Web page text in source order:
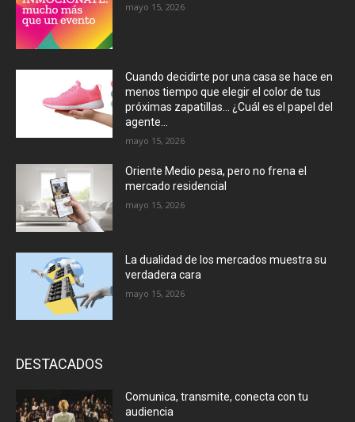
mayo 15, 2026
Cuando decidirte por una casa se hace en
menos tiempo que elegir el color de tus
próximas zapatillas… ¿Cuál es el papel del
agente...
mayo 15, 2026
Oriente Medio pesa, pero no frena el
mercado residencial
mayo 15, 2026
La dualidad de los mercados muestra su
verdadera cara
mayo 15, 2026
DESTACADOS
Comunica, transmite, conecta con tu
audiencia